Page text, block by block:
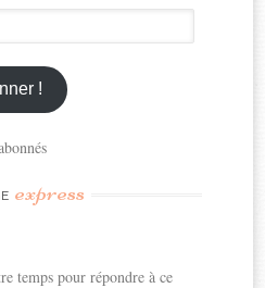
!
express
temps pour répondre à ce